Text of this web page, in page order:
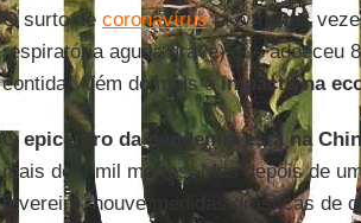
O surto de coronavírusjá é muitas
respiratória aguda grave) que adoeceu
contida. Além do mais oimpacto na
Oepicentro da pandemia está na
mais de 3 mil mortes. Mas depois de
fevereiro, houve medidas drásticas de